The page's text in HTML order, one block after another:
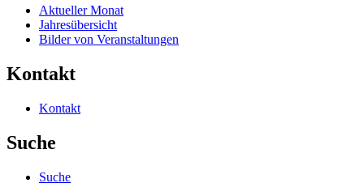
Aktueller Monat
Jahresübersicht
Bilder von Veranstaltungen
Kontakt
Kontakt
Suche
Suche